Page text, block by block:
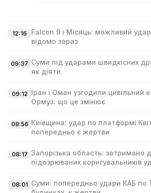
12:16
Falcon 9 і Місяць: можливий
відомо зараз
09:37 Суми під ударами швидкісних
як діяти
09:12 Іран і Оман узгодили цивільний
Ормуз: що це змінює
08:56 Київщина: удар по платформі
попередньо є жертви
08:17 Запорізька область: затримано
підозрюваних коригувальників
08:01 Суми: попередньо удари КАБ по